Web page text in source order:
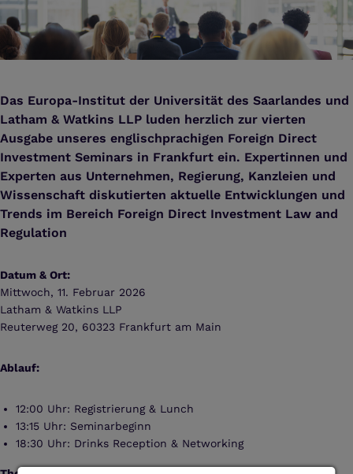
Das Europa-Institut der Universität des Saarlandes und
Latham & Watkins LLP luden herzlich zur vierten
Ausgabe unseres englischprachigen Foreign Direct
Investment Seminars in Frankfurt ein. Expertinnen und
Experten aus Unternehmen, Regierung, Kanzleien und
Wissenschaft diskutierten aktuelle Entwicklungen und
Trends im Bereich Foreign Direct Investment Law and
Regulation
Datum & Ort:
Mittwoch, 11. Februar 2026
Latham & Watkins LLP
Reuterweg 20, 60323 Frankfurt am Main
Ablauf:
12:00 Uhr: Registrierung & Lunch
13:15 Uhr: Seminarbeginn
18:30 Uhr: Drinks Reception & Networking